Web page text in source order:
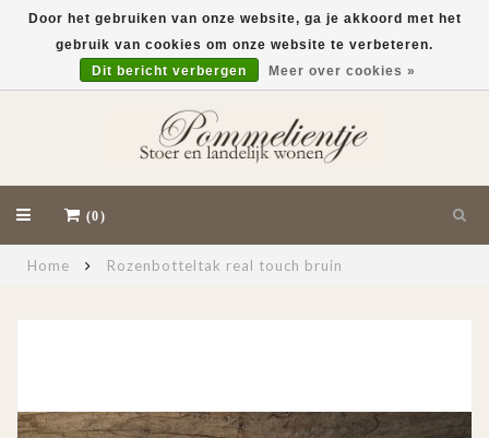
(0)
Home Rozenbotteltak real touch bruin
Door het gebruiken van onze website, ga je akkoord met het
gebruik van cookies om onze website te verbeteren.
Dit bericht verbergen
Meer over cookies »